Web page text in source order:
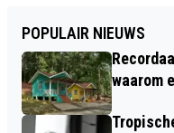
POPULAIR NIEUWS
waarom